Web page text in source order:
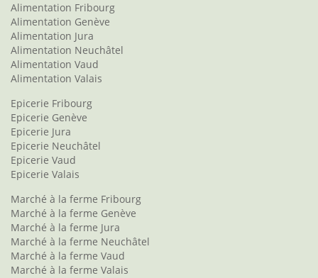
Alimentation Fribourg
Alimentation Genève
Alimentation Jura
Alimentation Neuchâtel
Alimentation Vaud
Alimentation Valais
Epicerie Fribourg
Epicerie Genève
Epicerie Jura
Epicerie Neuchâtel
Epicerie Vaud
Epicerie Valais
Marché à la ferme Fribourg
Marché à la ferme Genève
Marché à la ferme Jura
Marché à la ferme Neuchâtel
Marché à la ferme Vaud
Marché à la ferme Valais